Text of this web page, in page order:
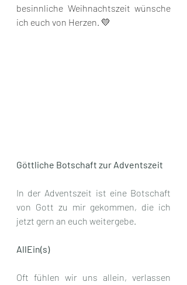
besinnliche Weihnachtszeit wünsche
ich euch von Herzen. 💛
Göttliche Botschaft zur Adventszeit
In der Adventszeit ist eine Botschaft
von Gott zu mir gekommen, die ich
jetzt gern an euch weitergebe.
AllEin(s)
Oft fühlen wir uns allein, verlassen